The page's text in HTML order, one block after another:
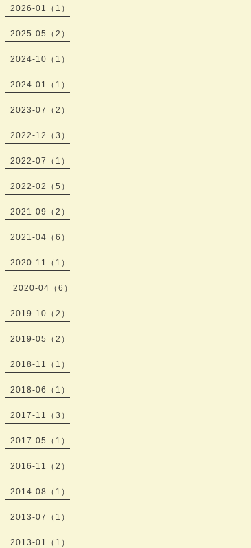
2026-01（1）
2025-05（2）
2024-10（1）
2024-01（1）
2023-07（2）
2022-12（3）
2022-07（1）
2022-02（5）
2021-09（2）
2021-04（6）
2020-11（1）
2020-04（6）
2019-10（2）
2019-05（2）
2018-11（1）
2018-06（1）
2017-11（3）
2017-05（1）
2016-11（2）
2014-08（1）
2013-07（1）
2013-01（1）